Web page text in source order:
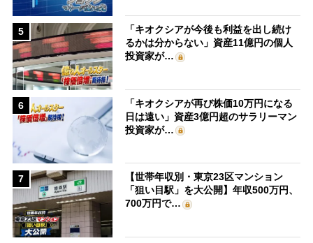
5
「キオクシアが今後も利益を出し続け
るかは分からない」資産11億円の個人
投資家が…
6
「キオクシアが再び株価10万円になる
日は遠い」資産3億円超のサラリーマン
投資家が…
7
【世帯年収別・東京23区マンション
「狙い目駅」を大公開】年収500万円、
700万円で…